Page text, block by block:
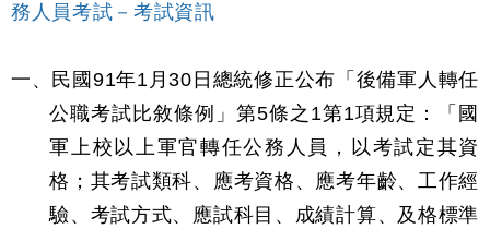
務人員考試－考試資訊
一、民國91年1月30日總統修正公布「後備軍人轉任
公職考試比敘條例」第5條之1第1項規定：「國
軍上校以上軍官轉任公務人員，以考試定其資
格；其考試類科、應考資格、應考年齡、工作經
驗、考試方式、應試科目、成績計算、及格標準